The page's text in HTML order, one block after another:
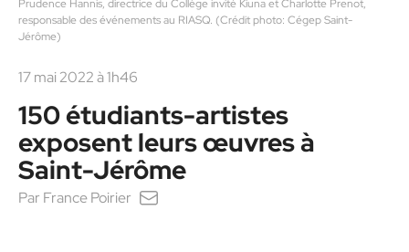
Prudence Hannis, directrice du Collège invité Kiuna et Charlotte Prenot,
responsable des événements au RIASQ. (Crédit photo: Cégep Saint-
Jérôme)
17 mai 2022 à 1h46
150 étudiants-artistes
exposent leurs œuvres à
Saint-Jérôme
Par France Poirier